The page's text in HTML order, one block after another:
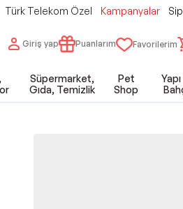
Türk Telekom Özel Kampanyalar
Giriş yap Puanlarım Favorilerim
Süpermarket,
Gıda, Temizlik
Pet
Shop